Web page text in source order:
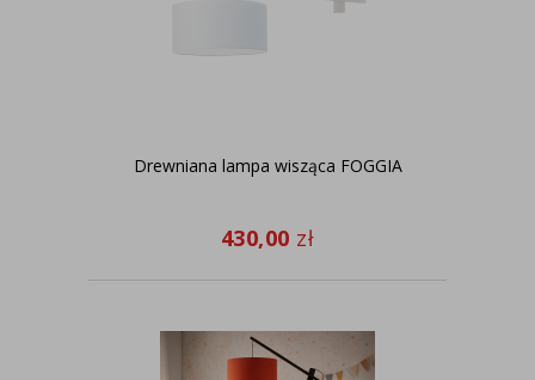
Drewniana lampa wisząca FOGGIA
430,00 zł